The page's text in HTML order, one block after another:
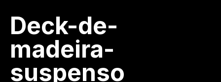
Deck-de-
madeira-
suspenso